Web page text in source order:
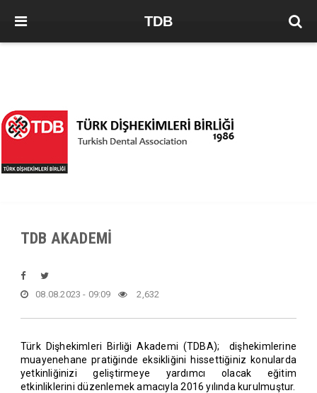
TDB
TDB AKADEMİ
08.08.2023 - 09:09 2,632
Türk Dişhekimleri Birliği Akademi (TDBA); dişhekimlerine
muayenehane pratiğinde eksikliğini hissettiğiniz konularda
yetkinliğinizi geliştirmeye yardımcı olacak eğitim
etkinliklerini düzenlemek amacıyla 2016 yılında kurulmuştur.